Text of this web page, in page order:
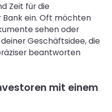
Zeit für die
ein. Oft möchten
sehen oder
Geschäftsidee, die
beantworten
mit einem